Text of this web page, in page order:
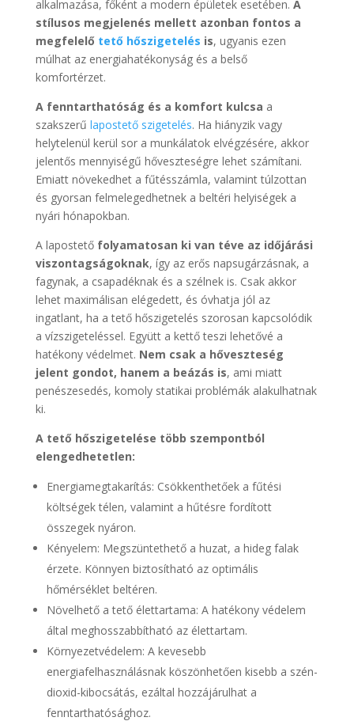
alkalmazása, főként a modern épületek esetében. A
stílusos megjelenés mellett azonban fontos a
megfelelő tető hőszigetelés is, ugyanis ezen
múlhat az energiahatékonyság és a belső
komfortérzet.
A fenntarthatóság és a komfort kulcsa a
szakszerű lapostető szigetelés. Ha hiányzik vagy
helytelenül kerül sor a munkálatok elvégzésére, akkor
jelentős mennyiségű hőveszteségre lehet számítani.
Emiatt növekedhet a fűtésszámla, valamint túlzottan
és gyorsan felmelegedhetnek a beltéri helyiségek a
nyári hónapokban.
A lapostető folyamatosan ki van téve az időjárási
viszontagságoknak, így az erős napsugárzásnak, a
fagynak, a csapadéknak és a szélnek is. Csak akkor
lehet maximálisan elégedett, és óvhatja jól az
ingatlant, ha a tető hőszigetelés szorosan kapcsolódik
a vízszigeteléssel. Együtt a kettő teszi lehetővé a
hatékony védelmet. Nem csak a hőveszteség
jelent gondot, hanem a beázás is, ami miatt
penészesedés, komoly statikai problémák alakulhatnak
ki.
A tető hőszigetelése több szempontból
elengedhetetlen:
Energiamegtakarítás: Csökkenthetőek a fűtési
költségek télen, valamint a hűtésre fordított
összegek nyáron.
Kényelem: Megszüntethető a huzat, a hideg falak
érzete. Könnyen biztosítható az optimális
hőmérséklet beltéren.
Növelhető a tető élettartama: A hatékony védelem
által meghosszabbítható az élettartam.
Környezetvédelem: A kevesebb
energiafelhasználásnak köszönhetően kisebb a szén-
dioxid-kibocsátás, ezáltal hozzájárulhat a
fenntarthatósághoz.